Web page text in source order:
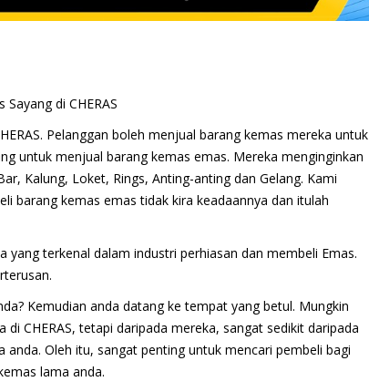
di CHERAS
Pelanggan boleh menjual barang kemas mereka untuk
untuk menjual barang kemas emas. Mereka menginginkan
Kalung, Loket, Rings, Anting-anting dan Gelang. Kami
barang kemas emas tidak kira keadaannya dan itulah
terkenal dalam industri perhiasan dan membeli Emas.
Kemudian anda datang ke tempat yang betul. Mungkin
CHERAS, tetapi daripada mereka, sangat sedikit daripada
Oleh itu, sangat penting untuk mencari pembeli bagi
lama anda.